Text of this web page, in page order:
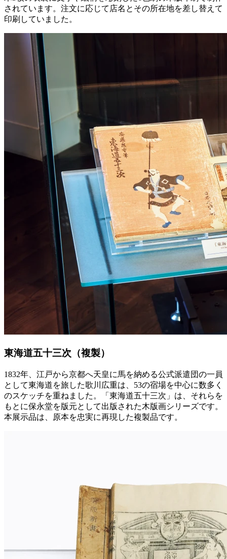
されています。注文に応じて店名とその所在地を差し替えて
印刷していました。
東海道五十三次（複製）
1832年、江戸から京都へ天皇に馬を納める公式派遣団の一員
として東海道を旅した歌川広重は、53の宿場を中心に数多く
のスケッチを重ねました。「東海道五十三次」は、それらを
もとに保永堂を版元として出版された木版画シリーズです。
本展示品は、原本を忠実に再現した複製品です。